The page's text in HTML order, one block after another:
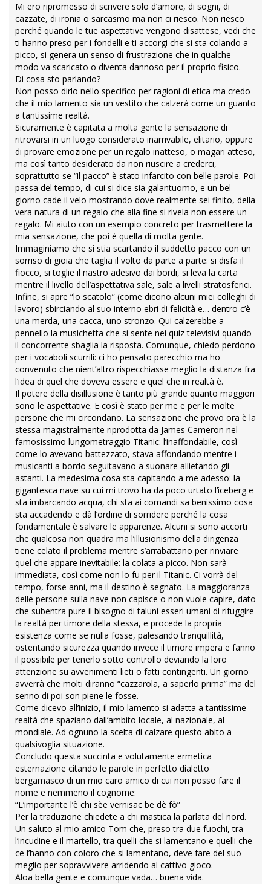
Mi ero ripromesso di scrivere solo d’amore, di sogni, di
cazzate, di ironia o sarcasmo ma non ci riesco. Non riesco
perché quando le tue aspettative vengono disattese, vedi che
ti hanno preso per i fondelli e ti accorgi che si sta colando a
picco, si genera un senso di frustrazione che in qualche
modo va scaricato o diventa dannoso per il proprio fisico.
Di cosa sto parlando?
Non posso dirlo nello specifico per ragioni di etica ma credo
che il mio lamento sia un vestito che calzerà come un guanto
a tantissime realtà.
Sicuramente è capitata a molta gente la sensazione di
ritrovarsi in un luogo considerato inarrivabile, elitario, oppure
di provare emozione per un regalo inatteso, o magari atteso,
ma così tanto desiderato da non riuscire a crederci,
soprattutto se “il pacco” è stato infarcito con belle parole. Poi
passa del tempo, di cui si dice sia galantuomo, e un bel
giorno cade il velo mostrando dove realmente sei finito, della
vera natura di un regalo che alla fine si rivela non essere un
regalo. Mi aiuto con un esempio concreto per trasmettere la
mia sensazione, che poi è quella di molta gente.
Immaginiamo che si stia scartando il suddetto pacco con un
sorriso di gioia che taglia il volto da parte a parte: si disfa il
fiocco, si toglie il nastro adesivo dai bordi, si leva la carta
mentre il livello dell’aspettativa sale, sale a livelli stratosferici.
Infine, si apre “lo scatolo” (come dicono alcuni miei colleghi di
lavoro) sbirciando al suo interno ebri di felicità e… dentro c’è
una merda, una cacca, uno stronzo. Qui calzerebbe a
pennello la musichetta che si sente nei quiz televisivi quando
il concorrente sbaglia la risposta. Comunque, chiedo perdono
per i vocaboli scurrili: ci ho pensato parecchio ma ho
convenuto che nient’altro rispecchiasse meglio la distanza fra
l’idea di quel che doveva essere e quel che in realtà è.
Il potere della disillusione è tanto più grande quanto maggiori
sono le aspettative. E così è stato per me e per le molte
persone che mi circondano. La sensazione che provo ora è la
stessa magistralmente riprodotta da James Cameron nel
famosissimo lungometraggio Titanic: l’inaffondabile, così
come lo avevano battezzato, stava affondando mentre i
musicanti a bordo seguitavano a suonare allietando gli
astanti. La medesima cosa sta capitando a me adesso: la
gigantesca nave su cui mi trovo ha da poco urtato l’iceberg e
sta imbarcando acqua, chi sta ai comandi sa benissimo cosa
sta accadendo e dà l’ordine di sorridere perché la cosa
fondamentale è salvare le apparenze. Alcuni si sono accorti
che qualcosa non quadra ma l’illusionismo della dirigenza
tiene celato il problema mentre s’arrabattano per rinviare
quel che appare inevitabile: la colata a picco. Non sarà
immediata, così come non lo fu per il Titanic. Ci vorrà del
tempo, forse anni, ma il destino è segnato. La maggioranza
delle persone sulla nave non capisce o non vuole capire, dato
che subentra pure il bisogno di taluni esseri umani di rifuggire
la realtà per timore della stessa, e procede la propria
esistenza come se nulla fosse, palesando tranquillità,
ostentando sicurezza quando invece il timore impera e fanno
il possibile per tenerlo sotto controllo deviando la loro
attenzione su avvenimenti lieti o fatti contingenti. Un giorno
avverrà che molti diranno “cazzarola, a saperlo prima” ma del
senno di poi son piene le fosse.
Come dicevo all’inizio, il mio lamento si adatta a tantissime
realtà che spaziano dall’ambito locale, al nazionale, al
mondiale. Ad ognuno la scelta di calzare questo abito a
qualsivoglia situazione.
Concludo questa succinta e volutamente ermetica
esternazione citando le parole in perfetto dialetto
bergamasco di un mio caro amico di cui non posso fare il
nome e nemmeno il cognome:
“L’importante l’è chi sèe vernisac be dè fò”
Per la traduzione chiedete a chi mastica la parlata del nord.
Un saluto al mio amico Tom che, preso tra due fuochi, tra
l’incudine e il martello, tra quelli che si lamentano e quelli che
ce l’hanno con coloro che si lamentano, deve fare del suo
meglio per sopravvivere arridendo al cattivo gioco.
Aloa bella gente e comunque vada… buena vida.